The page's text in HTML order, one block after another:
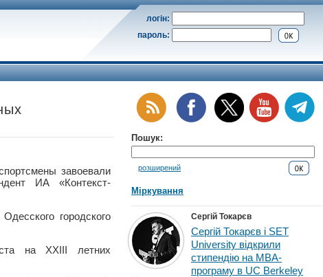
логін:
пароль:
завоевали
ИА «Контекст-
городского
на XXIII летних
Пошук:
розширений
Міркування
Сергій Токарєв
Сергій Токарєв і SET
University відкрили
стипендію на MBA-
програму в UC Berkeley